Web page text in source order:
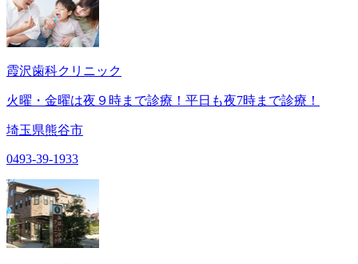
霞沢歯科クリニック
火曜・金曜は夜９時まで診療！平日も夜7時まで診療！
埼玉県熊谷市
0493-39-1933